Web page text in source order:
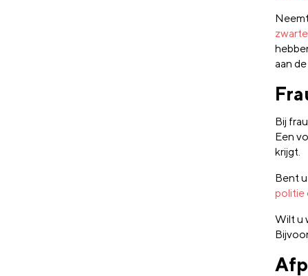
aan
Bij
Een
krijgt.
Bent
politie
Wilt u